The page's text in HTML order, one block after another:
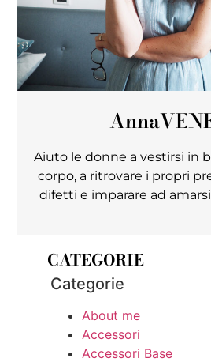
Anna
Aiuto le donne a vestirsi in
corpo, a ritrovare i propri
difetti e imparare ad
CATEGORIE
Categorie
About me
Accessori
Accessori Base